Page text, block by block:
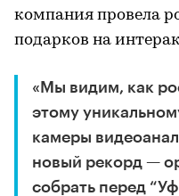
компания провела
подарков на
«Мы видим, как
этому
камеры
новый рекорд —
собрать перед